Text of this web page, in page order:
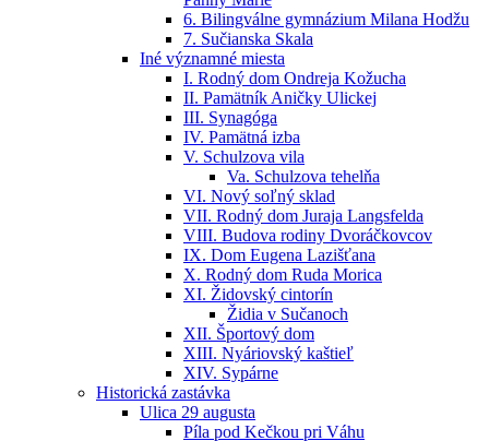
6. Bilingválne gymnázium Milana Hodžu
7. Sučianska Skala
Iné významné miesta
I. Rodný dom Ondreja Kožucha
II. Pamätník Aničky Ulickej
III. Synagóga
IV. Pamätná izba
V. Schulzova vila
Va. Schulzova tehelňa
VI. Nový soľný sklad
VII. Rodný dom Juraja Langsfelda
VIII. Budova rodiny Dvoráčkovcov
IX. Dom Eugena Lazišťana
X. Rodný dom Ruda Morica
XI. Židovský cintorín
Židia v Sučanoch
XII. Športový dom
XIII. Nyáriovský kaštieľ
XIV. Sypárne
Historická zastávka
Ulica 29 augusta
Píla pod Kečkou pri Váhu